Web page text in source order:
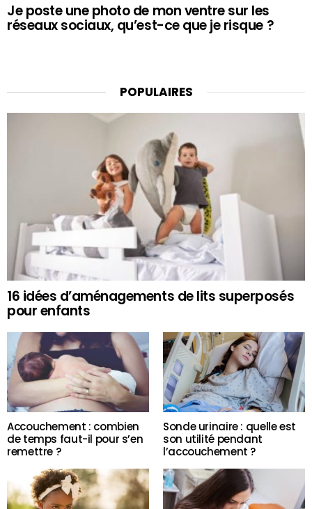
Je poste une photo de mon ventre sur les
réseaux sociaux, qu’est-ce que je risque ?
POPULAIRES
16 idées d’aménagements de lits superposés
pour enfants
Accouchement : combien
de temps faut-il pour s’en
remettre ?
Sonde urinaire : quelle est
son utilité pendant
l’accouchement ?